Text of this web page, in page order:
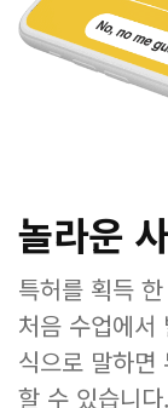
놀라운
특허를 획득
처음 수업에서
식으로 말하면
할 수 있습니다.